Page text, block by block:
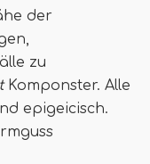
der
zu
Komponster. Alle
epigeicisch.